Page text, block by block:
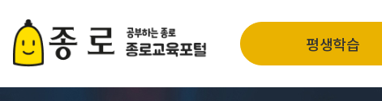
평생학습